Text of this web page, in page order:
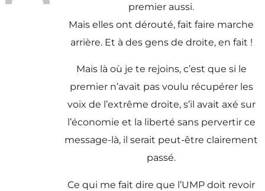
premier aussi.
Mais elles ont dérouté, fait faire marche
arrière. Et à des gens de droite, en fait !
Mais là où je te rejoins, c’est que si le
premier n’avait pas voulu récupérer les
voix de l’extrême droite, s’il avait axé sur
l’économie et la liberté sans pervertir ce
message-là, il serait peut-être clairement
passé.
Ce qui me fait dire que l’UMP doit revoir